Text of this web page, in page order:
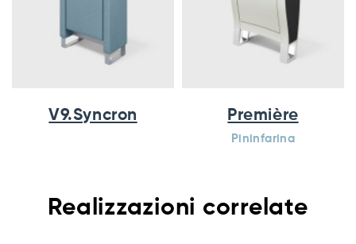
V9.Syncron Première
Pininfarina
Realizzazioni correlate